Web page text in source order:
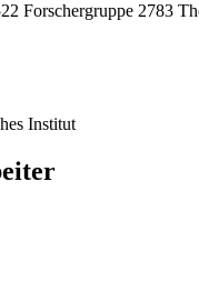
Forschergruppe 2783
Institut